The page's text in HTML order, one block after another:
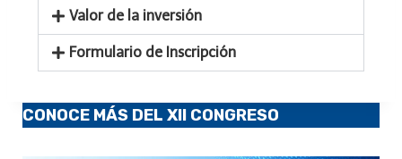
Valor de la inversión
Formulario de Inscripción
CONOCE MÁS DEL XII CONGRESO